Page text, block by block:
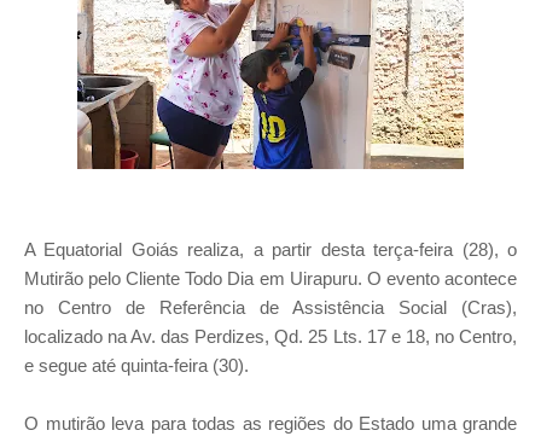
A Equatorial Goiás realiza, a partir desta terça-feira (28), o
Mutirão pelo Cliente Todo Dia em Uirapuru. O evento acontece
no Centro de Referência de Assistência Social (Cras),
localizado na Av. das Perdizes, Qd. 25 Lts. 17 e 18, no Centro,
e segue até quinta-feira (30).
O mutirão leva para todas as regiões do Estado uma grande